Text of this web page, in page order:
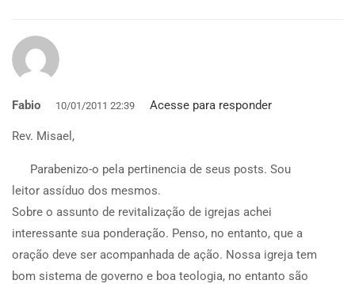
Fabio 10/01/2011 22:39 Acesse para responder
Rev. Misael,
Parabenizo-o pela pertinencia de seus posts. Sou
leitor assíduo dos mesmos.
Sobre o assunto de revitalização de igrejas achei
interessante sua ponderação. Penso, no entanto, que a
oração deve ser acompanhada de ação. Nossa igreja tem
bom sistema de governo e boa teologia, no entanto são